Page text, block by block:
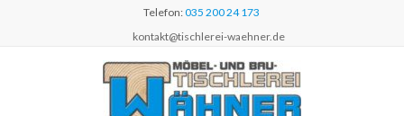
Telefon:035 200 24 173
kontakt@tischlerei-waehner.de